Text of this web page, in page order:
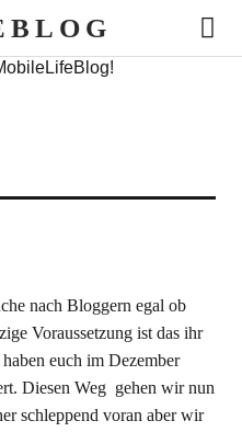
nach Bloggern egal ob
Voraussetzung ist das ihr
euch im Dezember
Diesen Weg gehen wir nun
schleppend voran aber wir